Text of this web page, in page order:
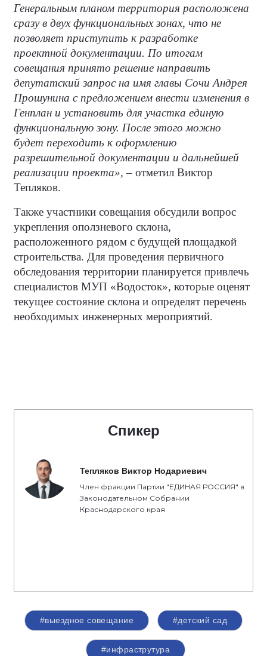
Генеральным планом территория расположена
сразу в двух функциональных зонах, что не
позволяет приступить к разработке
проектной документации. По итогам
совещания принято решение направить
депутатский запрос на имя главы Сочи Андрея
Прошунина с предложением внести изменения в
Генплан и установить для участка единую
функциональную зону. После этого можно
будет переходить к оформлению
разрешительной документации и дальнейшей
реализации проекта», – отметил Виктор
Тепляков.
Также участники совещания обсудили вопрос
укрепления оползневого склона,
расположенного рядом с будущей площадкой
строительства. Для проведения первичного
обследования территории планируется привлечь
специалистов МУП «Водосток», которые оценят
текущее состояние склона и определят перечень
необходимых инженерных мероприятий.
Спикер
Тепляков Виктор Нодариевич
Член фракции Партии "ЕДИНАЯ РОССИЯ" в
Законодательном Собрании
Краснодарского края
#выездное совещание #детский сад
#инфраструтура